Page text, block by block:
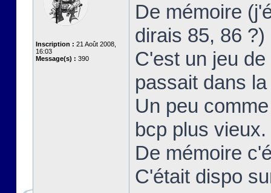
Inscription : 21 Août 2008,
16:03
Message(s) : 390
De mémoire
dirais 85, 86 ?)
C'est un jeu
passait dans
Un peu
bcp plus vieux.
De mémoire
C'était dispo